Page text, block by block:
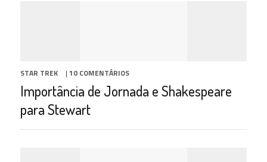
STAR TREK | 10 COMENTÁRIOS
Importância de Jornada e Shakespeare
para Stewart